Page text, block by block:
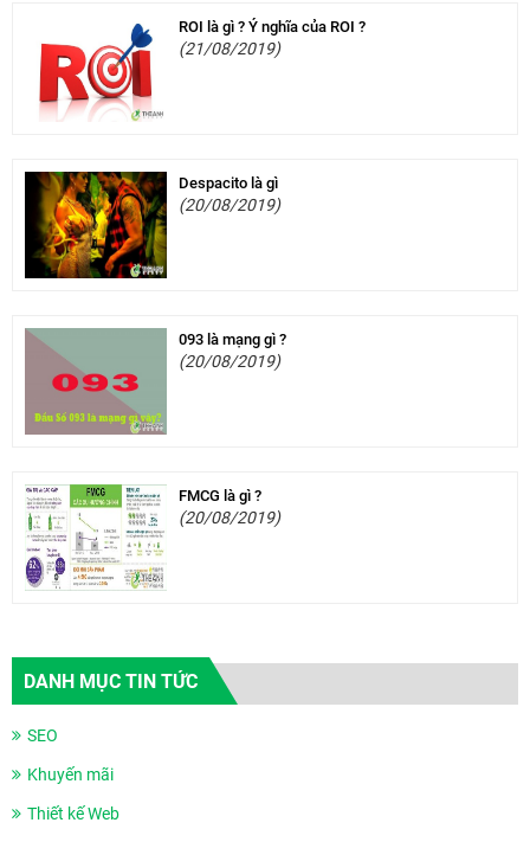
ROI là gì ? Ý nghĩa của ROI ?
(21/08/2019)
Despacito là gì
(20/08/2019)
093 là mạng gì ?
(20/08/2019)
FMCG là gì ?
(20/08/2019)
DANH MỤC TIN TỨC
SEO
Khuyến mãi
Thiết kế Web